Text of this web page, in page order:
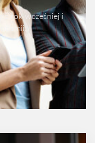
rok wcześniej i